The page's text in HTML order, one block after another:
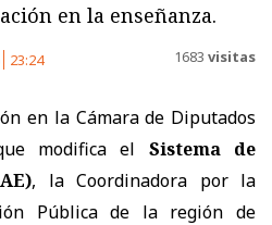
en la enseñanza.
23:24 1683 visitas
en la Cámara de Diputados
modifica el
Sistema de
, la Coordinadora por la
Pública de la región de